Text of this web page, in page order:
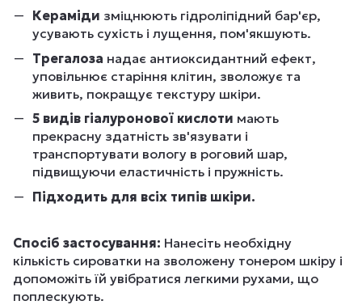
Кераміди зміцнюють гідроліпідний бар'єр,
усувають сухість і лущення, пом'якшують.
Трегалоза надає антиоксидантний ефект,
уповільнює старіння клітин, зволожує та
живить, покращує текстуру шкіри.
5 видів гіалуронової кислоти мають
прекрасну здатність зв'язувати і
транспортувати вологу в роговий шар,
підвищуючи еластичність і пружність.
Підходить для всіх типів шкіри.
Спосіб застосування: Нанесіть необхідну
кількість сироватки на зволожену тонером шкіру і
допоможіть їй увібратися легкими рухами, що
поплескують.